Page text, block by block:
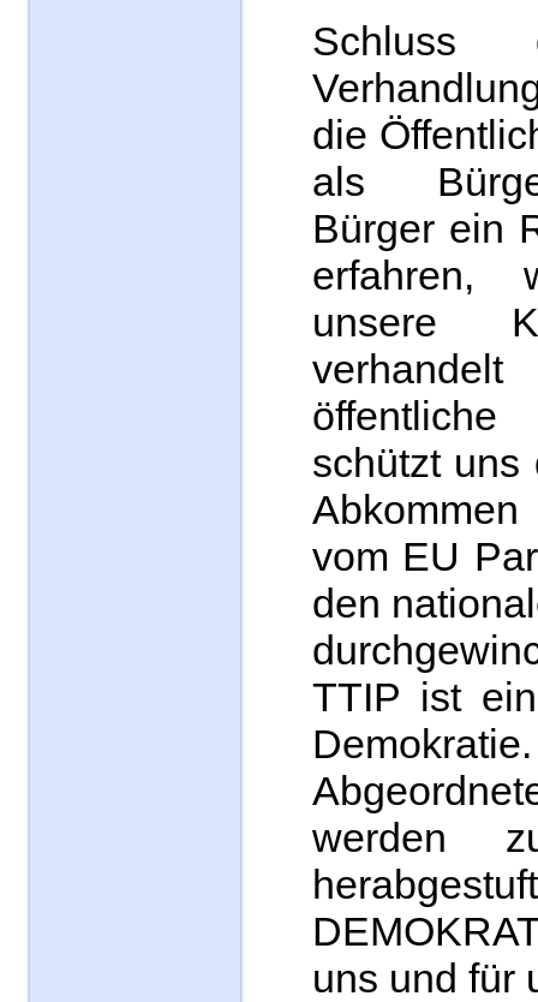
Schluss
die
als
Bürger ein
erfahren,
unsere
schützt uns
vom EU
den
TTIP ist
werden
uns und für